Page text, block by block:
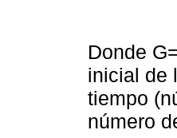
Donde
inicial de
tiempo
número